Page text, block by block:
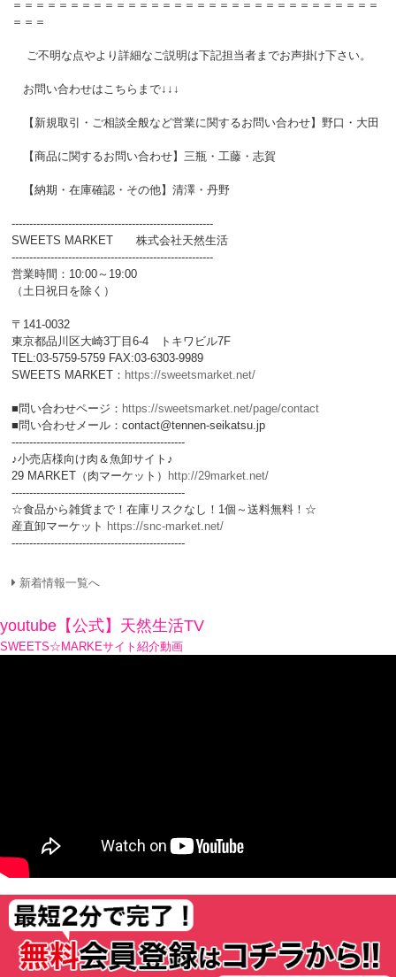
＝＝＝＝＝＝＝＝＝＝＝＝＝＝＝＝＝＝＝＝＝＝＝＝＝＝＝＝＝＝＝＝
＝＝＝
ご不明な点やより詳細なご説明は下記担当者までお声掛け下さい。
お問い合わせはこちらまで↓↓↓
【新規取引・ご相談全般など営業に関するお問い合わせ】野口・大田
【商品に関するお問い合わせ】三瓶・工藤・志賀
【納期・在庫確認・その他】清澤・丹野
---------------------------------------------------------
SWEETS MARKET 株式会社天然生活
---------------------------------------------------------
営業時間：10:00～19:00
（土日祝日を除く）
〒141-0032
東京都品川区大崎3丁目6-4 トキワビル7F
TEL:03-5759-5759 FAX:03-6303-9989
SWEETS MARKET： https://sweetsmarket.net/
■問い合わせページ： https://sweetsmarket.net/page/contact
■問い合わせメール：contact@tennen-seikatsu.jp
-------------------------------------------------
♪小売店様向け肉＆魚卸サイト♪
29 MARKET（肉マーケット）
http://29market.net/
-------------------------------------------------
☆食品から雑貨まで！在庫リスクなし！1個～送料無料！☆
産直卸マーケット https://snc-market.net/
-------------------------------------------------
新着情報一覧へ
youtube【公式】天然生活TV
SWEETS☆MARKEサイト紹介動画